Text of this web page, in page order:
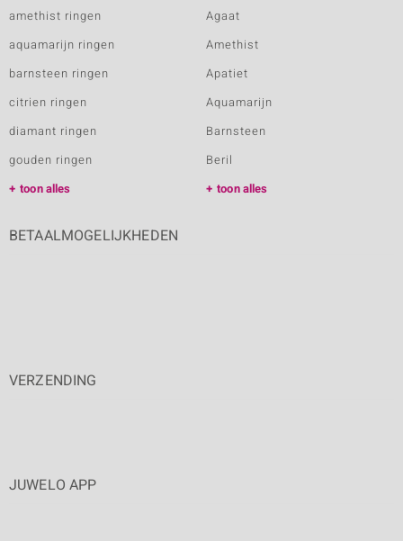
amethist ringen
aquamarijn ringen
barnsteen ringen
citrien ringen
diamant ringen
gouden ringen
toon alles
Agaat
Amethist
Apatiet
Aquamarijn
Barnsteen
Beril
toon alles
BETAALMOGELIJKHEDEN
VERZENDING
JUWELO APP